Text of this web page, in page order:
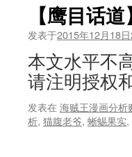
【鹰目话
发表于2015年12月18
本文水平不
请注明授权
发表在 海贼王漫画分析
析, 猫腹老爷, 蜥蜴果实,